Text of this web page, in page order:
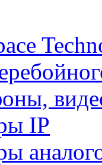
IP